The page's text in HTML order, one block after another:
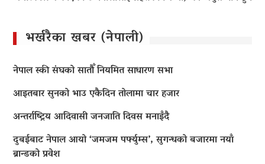
भर्खरैका खबर (नेपाली)
नेपाल स्की संघको सातौँ नियमित साधारण सभा
आइतबार सुनको भाउ एकैदिन तोलामा चार हजार
अन्तर्राष्ट्रिय आदिवासी जनजाति दिवस मनाइँदै
दुबईबाट नेपाल आयो ‘जमजम पर्फ्युम्स’, सुगन्धको बजारमा नयाँ
ब्रान्डको प्रवेश